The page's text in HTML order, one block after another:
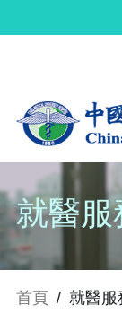
就醫服
首頁 / 就醫服